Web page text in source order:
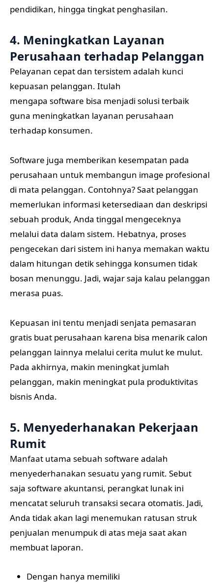
pendidikan, hingga tingkat penghasilan.
4. Meningkatkan Layanan
Perusahaan terhadap Pelanggan
Pelayanan cepat dan tersistem adalah kunci
kepuasan pelanggan. Itulah
mengapa software bisa menjadi solusi terbaik
guna meningkatkan layanan perusahaan
terhadap konsumen.
Software juga memberikan kesempatan pada
perusahaan untuk membangun image profesional
di mata pelanggan. Contohnya? Saat pelanggan
memerlukan informasi ketersediaan dan deskripsi
sebuah produk, Anda tinggal mengeceknya
melalui data dalam sistem. Hebatnya, proses
pengecekan dari sistem ini hanya memakan waktu
dalam hitungan detik sehingga konsumen tidak
bosan menunggu. Jadi, wajar saja kalau pelanggan
merasa puas.
Kepuasan ini tentu menjadi senjata pemasaran
gratis buat perusahaan karena bisa menarik calon
pelanggan lainnya melalui cerita mulut ke mulut.
Pada akhirnya, makin meningkat jumlah
pelanggan, makin meningkat pula produktivitas
bisnis Anda.
5. Menyederhanakan Pekerjaan
Rumit
Manfaat utama sebuah software adalah
menyederhanakan sesuatu yang rumit. Sebut
saja software akuntansi, perangkat lunak ini
mencatat seluruh transaksi secara otomatis. Jadi,
Anda tidak akan lagi menemukan ratusan struk
penjualan menumpuk di atas meja saat akan
membuat laporan.
Dengan hanya memiliki